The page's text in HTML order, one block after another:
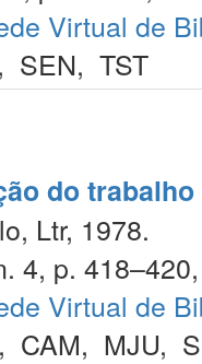
Virtual de
, SEN, TST
do trabalho
Ltr, 1978.
4, p.
Virtual de
, CAM, MJU,